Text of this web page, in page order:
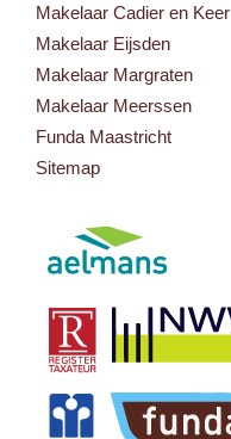
Makelaar Cadier en Keer
Makelaar Eijsden
Makelaar Margraten
Makelaar Meerssen
Funda Maastricht
Sitemap